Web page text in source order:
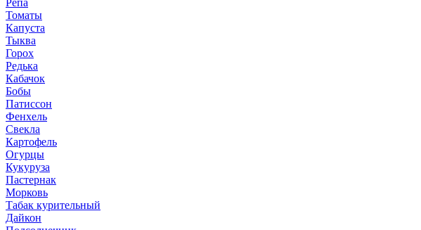
Репа
Томаты
Капуста
Тыква
Горох
Редька
Кабачок
Бобы
Патиссон
Фенхель
Свекла
Картофель
Огурцы
Кукуруза
Пастернак
Морковь
Табак курительный
Дайкон